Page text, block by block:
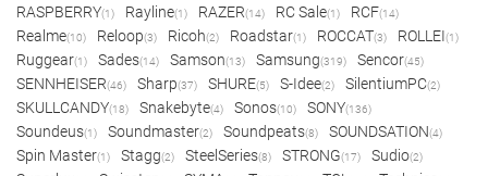
RASPBERRY(1) Rayline(1) RAZER(14) RC Sale(1) RCF(14)
Realme(10) Reloop(3) Ricoh(2) Roadstar(1) ROCCAT(3) ROLLEI(1)
Ruggear(1) Sades(14) Samson(13) Samsung(319) Sencor(45)
SENNHEISER(46) Sharp(37) SHURE(5) S-Idee(2) SilentiumPC(2)
SKULLCANDY(18) Snakebyte(4) Sonos(10) SONY(136)
Soundeus(1) Soundmaster(2) Soundpeats(8) SOUNDSATION(4)
Spin Master(1) Stagg(2) SteelSeries(8) STRONG(17) Sudio(2)